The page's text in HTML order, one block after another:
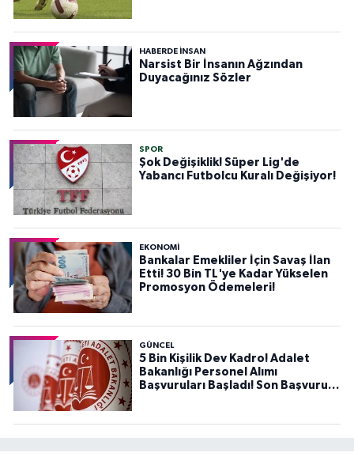
HABERDE INSAN
Narsist Bir İnsanın Ağzından
Duyacağınız Sözler
SPOR
Şok Değişiklik! Süper Lig'de
Yabancı Futbolcu Kuralı Değişiyor!
EKONOMİ
Bankalar Emekliler İçin Savaş İlan
Etti! 30 Bin TL'ye Kadar Yükselen
Promosyon Ödemeleri!
GÜNCEL
5 Bin Kişilik Dev Kadro! Adalet
Bakanlığı Personel Alımı
Başvuruları Başladı! Son Başvuru